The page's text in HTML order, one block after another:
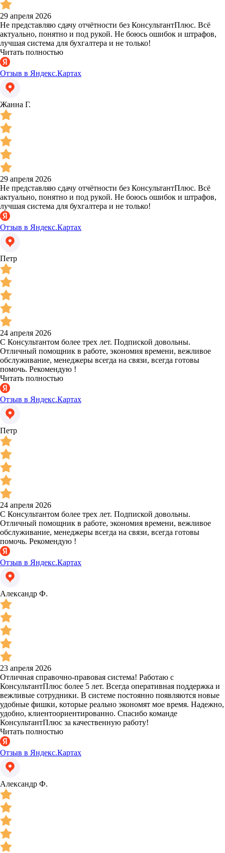
29 апреля 2026
Не представляю сдачу отчётности без КонсультантПлюс. Всё
актуально, понятно и под рукой. Не боюсь ошибок и штрафов,
лучшая система для бухгалтера и не только!
Читать полностью
Отзыв в Яндекс.Картах
Жанна Г.
29 апреля 2026
Не представляю сдачу отчётности без КонсультантПлюс. Всё
актуально, понятно и под рукой. Не боюсь ошибок и штрафов,
лучшая система для бухгалтера и не только!
Отзыв в Яндекс.Картах
Петр
24 апреля 2026
С Консультантом более трех лет. Подпиской довольны.
Отличный помощник в работе, экономия времени, вежливое
обслуживание, менеджеры всегда на связи, всегда готовы
помочь. Рекомендую !
Читать полностью
Отзыв в Яндекс.Картах
Петр
24 апреля 2026
С Консультантом более трех лет. Подпиской довольны.
Отличный помощник в работе, экономия времени, вежливое
обслуживание, менеджеры всегда на связи, всегда готовы
помочь. Рекомендую !
Отзыв в Яндекс.Картах
Александр Ф.
23 апреля 2026
Отличная справочно-правовая система! Работаю с
КонсультантПлюс более 5 лет. Всегда оперативная поддержка и
вежливые сотрудники. В системе постоянно появляются новые
удобные фишки, которые реально экономят мое время. Надежно,
удобно, клиентоориентированно. Спасибо команде
КонсультантПлюс за качественную работу!
Читать полностью
Отзыв в Яндекс.Картах
Александр Ф.